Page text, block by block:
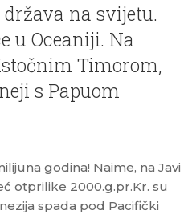
na svijetu.
u Oceaniji. Na
Timorom,
s Papuom
godina! Naime, na Javi
otprilike 2000.g.pr.Kr. su
spada pod Pacifički